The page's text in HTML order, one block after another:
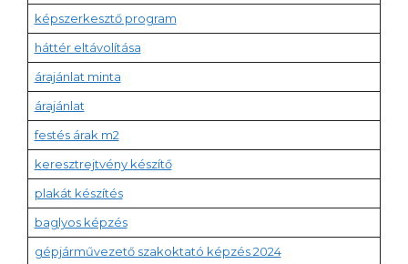
képszerkesztő program
háttér eltávolítása
árajánlat minta
árajánlat
festés árak m2
keresztrejtvény készítő
plakát készítés
baglyos képzés
gépjárművezető szakoktató képzés 2024